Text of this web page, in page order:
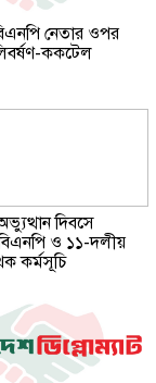
নেতার ওপর
ককটেল
দিবসে
ও ১১-দলীয়
কর্মসূচি